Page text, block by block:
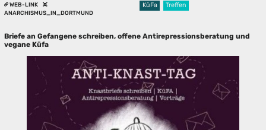
WEB-LINK
ANARCHISMUS_IN_DORTMUND
KüFa Treffen
Briefe an Gefangene schreiben, offene Antirepressionsberatung und
vegane Küfa